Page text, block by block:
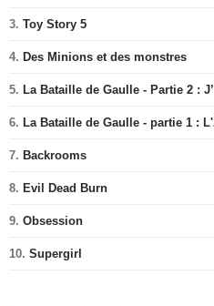
3. Toy Story 5
4. Des Minions et des monstres
5. La Bataille de Gaulle - Partie 2 :
6. La Bataille de Gaulle - partie 1 :
7. Backrooms
8. Evil Dead Burn
9. Obsession
10. Supergirl